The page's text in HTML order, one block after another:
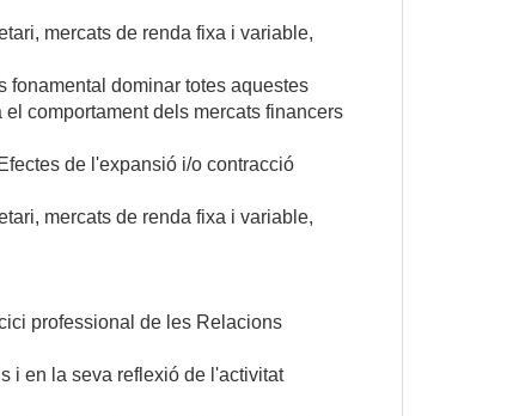
mercats de renda fixa i variable,
fonamental dominar totes aquestes
comportament dels mercats financers
de l'expansió i/o contracció
mercats de renda fixa i variable,
professional de les Relacions
i en la seva reflexió de l'activitat